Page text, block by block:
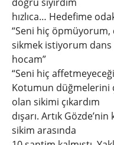
hızlıca… Hedefime
“Seni hiç öpmüyorum,
sikmek istiyorum dans
hocam”
“Seni hiç
Kotumun düğmelerini
olan sikimi çıkardım
dışarı. Artık
sikim arasında